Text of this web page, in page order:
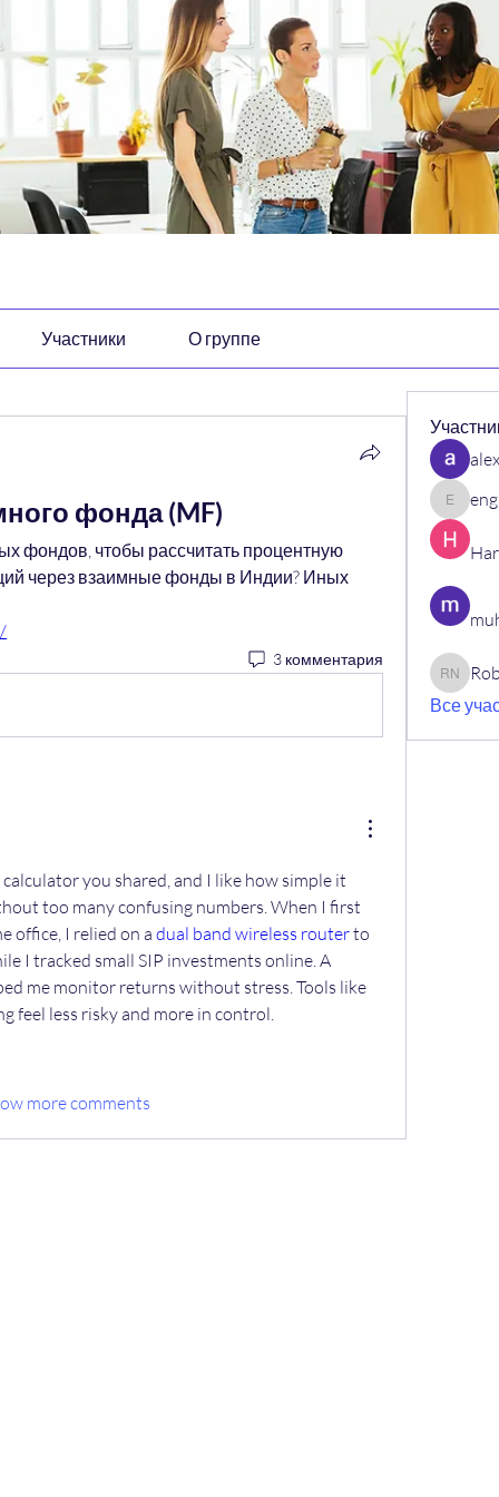
Участники О группе
фонда (MF)
фондов, чтобы рассчитать процентную
через взаимные фонды в Индии? Иных
3 комментария
you shared, and I like how simple it
too many confusing numbers. When I first
office, I relied on a dual band wireless router to
I tracked small SIP investments online. A
me monitor returns without stress. Tools like
feel less risky and more in control.
more comments
Robin
Все